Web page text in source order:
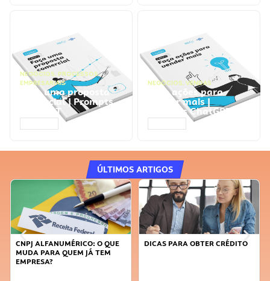
NEGÓCIOS, PROCESSOS
EMPRESARIAIS
Faça uma proposta
comercial | Prompts
ChatGPT
NEGÓCIOS, VENDAS
Faça ações para
vender mais |
Prompts ChatGPT
ÚLTIMOS ARTIGOS
CNPJ ALFANUMÉRICO: O QUE
MUDA PARA QUEM JÁ TEM
EMPRESA?
DICAS PARA OBTER CRÉDITO